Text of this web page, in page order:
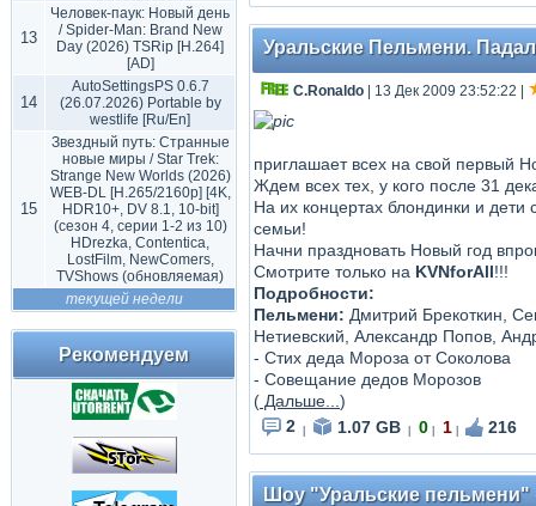
13
Человек-паук: Новый день
/ Spider-Man: Brand New
Day (2026) TSRip [H.264]
[AD]
14
AutoSettingsPS 0.6.7
(26.07.2026) Portable by
westlife [Ru/En]
15
Звездный путь: Странные
новые миры / Star Trek:
Strange New Worlds (2026)
WEB-DL [H.265/2160p] [4K,
HDR10+, DV 8.1, 10-bit]
(сезон 4, серии 1-2 из 10)
HDrezka, Contentica,
LostFilm, NewComers,
TVShows (обновляемая)
текущей недели
Рекомендуем
Уральские Пельмени.
C.Ronaldo | 13 Дек 2009 23:52:22
приглашает всех на свой первый
Ждем всех тех, у кого после 31
На их концертах блондинки и
семьи!
Начни праздновать Новый год
Смотрите только на KVNforAll!!!
Подробности:
Пельмени: Дмитрий Брекоткин,
Нетиевский, Александр Попов,
- Стих деда Мороза от Соколова
- Совещание дедов Морозов
( Дальше... )
2
1.07 GB 0 1 216
Шоу "Уральские пельмени"